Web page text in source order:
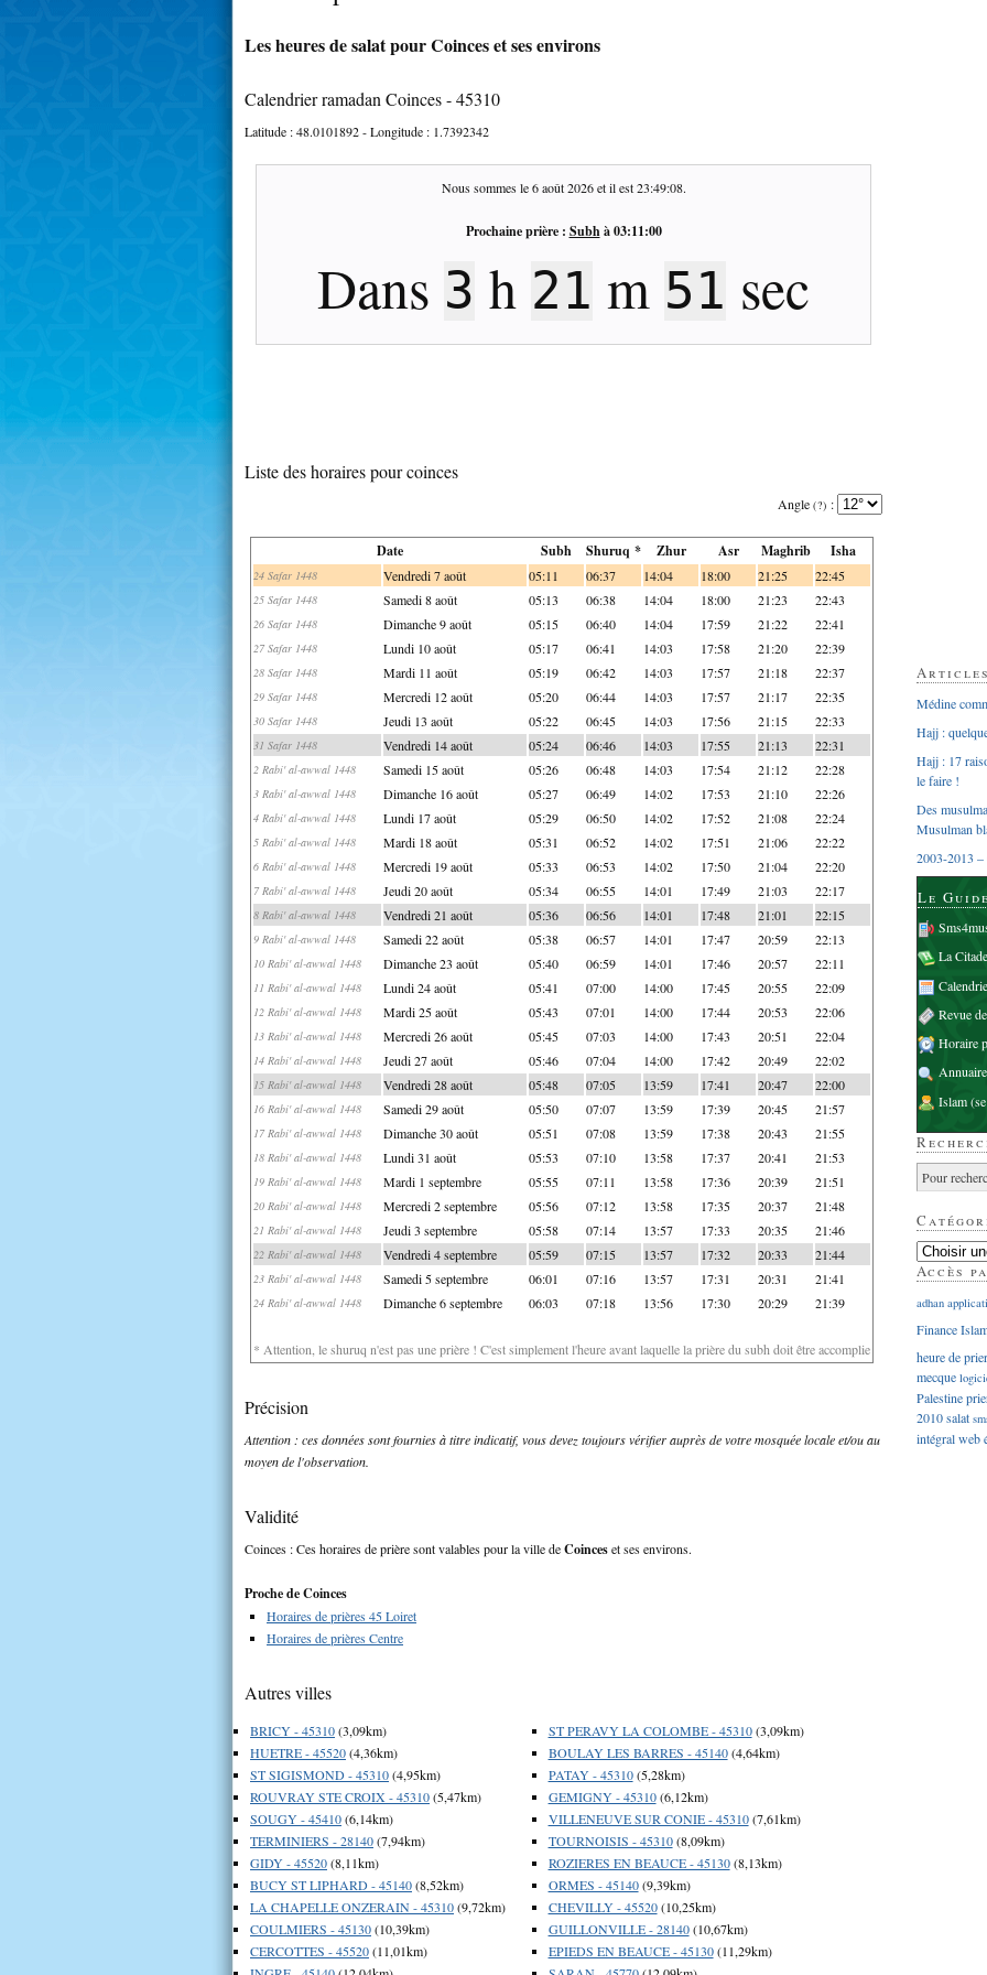
Les heures de salat pour Coinces et ses environs
Calendrier ramadan Coinces - 45310
Latitude :48.0101892- Longitude : 1.7392342
Nous sommes le6 août 2026et il est23:49:08.
Prochaine prière : Subhà03:11:00
Dans 3 h 21 m 51 sec
Liste des horaires pour coinces
Angle (?) :
Date Subh Shuruq * Zhur Asr Maghrib Isha
24 Safar 1448 Vendredi 7 août 05:11 06:37 14:04 18:00 21:25 22:45
25 Safar 1448 Samedi 8 août 05:13 06:38 14:04 18:00 21:23 22:43
26 Safar 1448 Dimanche 9 août 05:15 06:40 14:04 17:59 21:22 22:41
27 Safar 1448 Lundi 10 août 05:17 06:41 14:03 17:58 21:20 22:39
28 Safar 1448 Mardi 11 août 05:19 06:42 14:03 17:57 21:18 22:37
29 Safar 1448 Mercredi 12 août 05:20 06:44 14:03 17:57 21:17 22:35
30 Safar 1448 Jeudi 13 août 05:22 06:45 14:03 17:56 21:15 22:33
31 Safar 1448 Vendredi 14 août 05:24 06:46 14:03 17:55 21:13 22:31
2 Rabi' al-awwal 1448 Samedi 15 août 05:26 06:48 14:03 17:54 21:12 22:28
3 Rabi' al-awwal 1448 Dimanche 16 août 05:27 06:49 14:02 17:53 21:10 22:26
4 Rabi' al-awwal 1448 Lundi 17 août 05:29 06:50 14:02 17:52 21:08 22:24
5 Rabi' al-awwal 1448 Mardi 18 août 05:31 06:52 14:02 17:51 21:06 22:22
6 Rabi' al-awwal 1448 Mercredi 19 août 05:33 06:53 14:02 17:50 21:04 22:20
7 Rabi' al-awwal 1448 Jeudi 20 août 05:34 06:55 14:01 17:49 21:03 22:17
8 Rabi' al-awwal 1448 Vendredi 21 août 05:36 06:56 14:01 17:48 21:01 22:15
9 Rabi' al-awwal 1448 Samedi 22 août 05:38 06:57 14:01 17:47 20:59 22:13
10 Rabi' al-awwal 1448 Dimanche 23 août 05:40 06:59 14:01 17:46 20:57 22:11
11 Rabi' al-awwal 1448 Lundi 24 août 05:41 07:00 14:00 17:45 20:55 22:09
12 Rabi' al-awwal 1448 Mardi 25 août 05:43 07:01 14:00 17:44 20:53 22:06
13 Rabi' al-awwal 1448 Mercredi 26 août 05:45 07:03 14:00 17:43 20:51 22:04
14 Rabi' al-awwal 1448 Jeudi 27 août 05:46 07:04 14:00 17:42 20:49 22:02
15 Rabi' al-awwal 1448 Vendredi 28 août 05:48 07:05 13:59 17:41 20:47 22:00
16 Rabi' al-awwal 1448 Samedi 29 août 05:50 07:07 13:59 17:39 20:45 21:57
17 Rabi' al-awwal 1448 Dimanche 30 août 05:51 07:08 13:59 17:38 20:43 21:55
18 Rabi' al-awwal 1448 Lundi 31 août 05:53 07:10 13:58 17:37 20:41 21:53
19 Rabi' al-awwal 1448 Mardi 1 septembre 05:55 07:11 13:58 17:36 20:39 21:51
20 Rabi' al-awwal 1448 Mercredi 2 septembre 05:56 07:12 13:58 17:35 20:37 21:48
21 Rabi' al-awwal 1448 Jeudi 3 septembre 05:58 07:14 13:57 17:33 20:35 21:46
22 Rabi' al-awwal 1448 Vendredi 4 septembre 05:59 07:15 13:57 17:32 20:33 21:44
23 Rabi' al-awwal 1448 Samedi 5 septembre 06:01 07:16 13:57 17:31 20:31 21:41
24 Rabi' al-awwal 1448 Dimanche 6 septembre 06:03 07:18 13:56 17:30 20:29 21:39
* Attention, le shuruq n'est pas une prière ! C'est simplement l'heure avant laquelle la prière du subh doit être accomplie
Précision
Attention : ces données sont fournies à titre indicatif, vous devez toujours vérifier auprès de votre mosquée locale et/ou au
moyen de l'observation.
Validité
Coinces : Ces horaires de prière sont valables pour la ville deCoinceset ses environs.
Proche de Coinces
Horaires de prières 45 Loiret
Horaires de prières Centre
Autres villes
BRICY - 45310(3,09km)
HUETRE - 45520(4,36km)
ST SIGISMOND - 45310(4,95km)
ROUVRAY STE CROIX - 45310(5,47km)
SOUGY - 45410(6,14km)
TERMINIERS - 28140(7,94km)
GIDY - 45520(8,11km)
BUCY ST LIPHARD - 45140(8,52km)
LA CHAPELLE ONZERAIN - 45310(9,72km)
COULMIERS - 45130(10,39km)
CERCOTTES - 45520(11,01km)
ST PERAVY LA COLOMBE - 45310(3,09km)
BOULAY LES BARRES - 45140(4,64km)
PATAY - 45310(5,28km)
GEMIGNY - 45310(6,12km)
VILLENEUVE SUR CONIE - 45310(7,61km)
TOURNOISIS - 45310(8,09km)
ROZIERES EN BEAUCE - 45130(8,13km)
ORMES - 45140(9,39km)
CHEVILLY - 45520(10,25km)
GUILLONVILLE - 28140(10,67km)
EPIEDS EN BEAUCE - 45130(11,29km)
Médine
Hajj :
Hajj : 17
le faire !
Des
Musulman
2003-2013 –
Le
La
Revue
Horaire
Islam
Accès
adhan
Finance
heure de
mecque
Palestine
2010salat
intégralweb